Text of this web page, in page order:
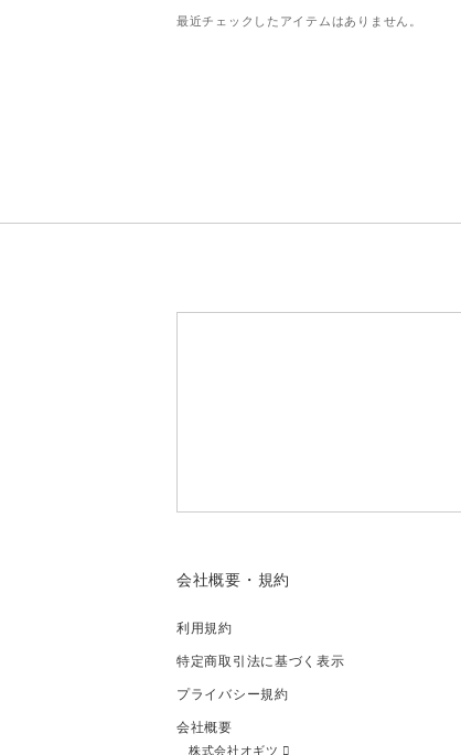
最近チェックしたアイテムはありません。
会社概要・規約
利用規約
特定商取引法に基づく表示
プライバシー規約
会社概要
株式会社オギツ